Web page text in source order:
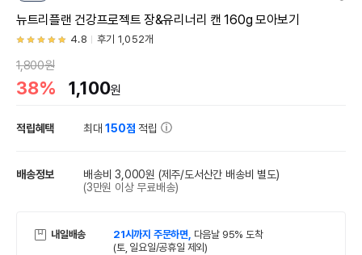
뉴트리플랜 건강프로젝트 장&유리너리 캔 160g 모아보기
4.8 후기 1,052개
1,800원
38% 1,100원
적립혜택 최대150점 적립
배송정보 배송비 3,000원 (제주/도서산간 배송비 별도)
(3만원 이상 무료배송)
내일배송 21시까지 주문하면, 다음날 95% 도착
(토, 일요일/공휴일 제외)